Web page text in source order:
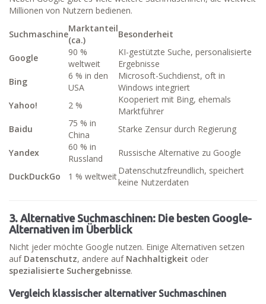
Millionen von Nutzern bedienen.
Suchmaschine
Marktanteil
(ca.)
Besonderheit
Google
90 %
weltweit
KI-gestützte Suche, personalisierte
Ergebnisse
Bing
6 % in den
USA
Microsoft-Suchdienst, oft in
Windows integriert
Yahoo!
2 %
Kooperiert mit Bing, ehemals
Marktführer
Baidu
75 % in
China
Starke Zensur durch Regierung
Yandex
60 % in
Russland
Russische Alternative zu Google
DuckDuckGo 1 % weltweit
Datenschutzfreundlich, speichert
keine Nutzerdaten
3. Alternative Suchmaschinen: Die besten Google-
Alternativen im Überblick
Nicht jeder möchte Google nutzen. Einige Alternativen setzen
auf Datenschutz, andere auf Nachhaltigkeit oder
spezialisierte Suchergebnisse.
Vergleich klassischer alternativer Suchmaschinen